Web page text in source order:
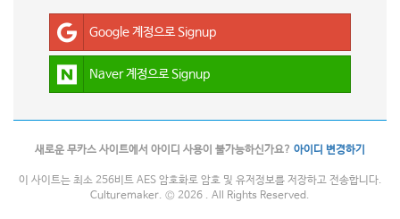
Google 계정으로 Signup
Naver 계정으로 Signup
새로운 무카스 사이트에서 아이디 사용이 불가능하신가요? 아이디 변경하기
이 사이트는 최소 256비트 AES 암호화로 암호 및 유저정보를 저장하고 전송합니다.
Culturemaker. © 2026 . All Rights Reserved.